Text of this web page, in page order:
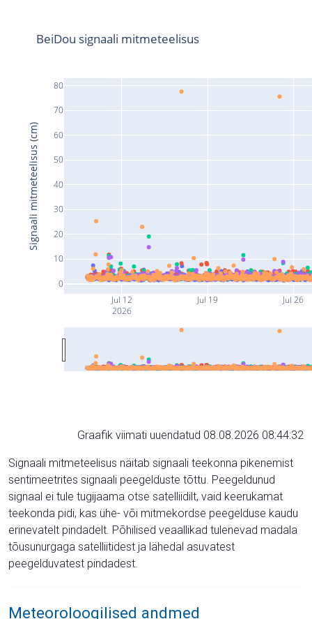
Jul 12
2026
Jul 19 Jul 26
0
10
20
30
40
50
60
70
80
BeiDou signaali mitmeteelisus
Signaali mitmeteelisus (cm)
Graafik viimati uuendatud 08.08.2026 08:44:32
Signaali mitmeteelisus näitab signaali teekonna pikenemist
sentimeetrites signaali peegelduste tõttu. Peegeldunud
signaal ei tule tugijaama otse satelliidilt, vaid keerukamat
teekonda pidi, kas ühe- või mitmekordse peegelduse kaudu
erinevatelt pindadelt. Põhilised veaallikad tulenevad madala
tõusunurgaga satelliitidest ja lähedal asuvatest
peegelduvatest pindadest.
Meteoroloogilised andmed